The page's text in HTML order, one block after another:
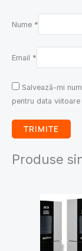
Nume *
Email *
Salvează-mi
pentru data
Produse